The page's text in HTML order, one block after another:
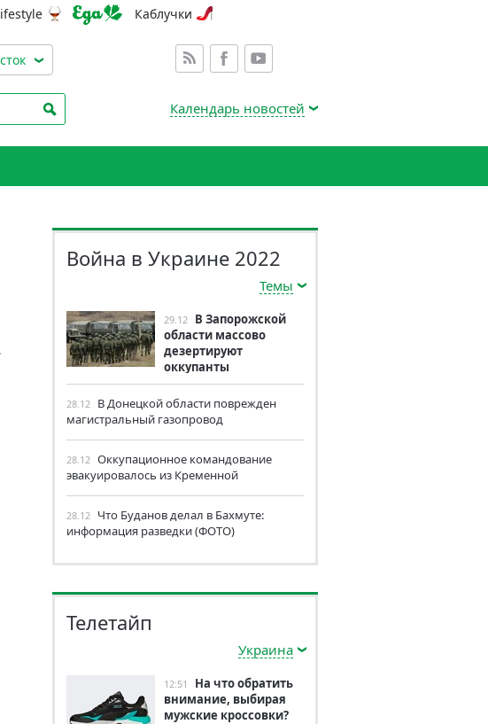
Каблучки
Календарь новостей
Война в Украине 2022
Темы
29.12 В Запорожской
области массово
дезертируют
оккупанты
28.12 В Донецкой области поврежден
магистральный газопровод
28.12 Оккупационное командование
эвакуировалось из Кременной
28.12 Что Буданов делал в Бахмуте:
информация разведки (ФОТО)
Телетайп
Украина
12:51
На что обратить
внимание, выбирая
мужские кроссовки?